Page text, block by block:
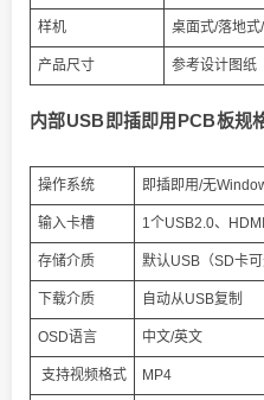
样机 桌面式/落地式
产品尺寸 参考设计图纸
内部USB即插即用PCB板规
操作系统 即插即用/无
输入卡槽 1个USB2.0、HDMI
存储介质 默认USB（SD卡可
下载介质 自动从USB复制
OSD语言 中文/英文
支持视频格式 MP4